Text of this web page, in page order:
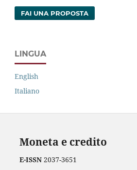
FAI UNA PROPOSTA
LINGUA
English
Italiano
Moneta e credito
E-ISSN2037-3651